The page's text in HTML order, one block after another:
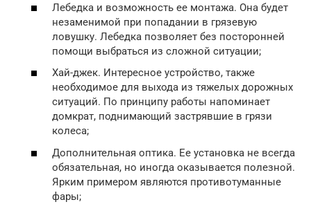
Лебедка и возможность ее монтажа. Она будет
незаменимой при попадании в грязевую
ловушку. Лебедка позволяет без посторонней
помощи выбраться из сложной ситуации;
Хай-джек. Интересное устройство, также
необходимое для выхода из тяжелых дорожных
ситуаций. По принципу работы напоминает
домкрат, поднимающий застрявшие в грязи
колеса;
Дополнительная оптика. Ее установка не всегда
обязательная, но иногда оказывается полезной.
Ярким примером являются противотуманные
фары;